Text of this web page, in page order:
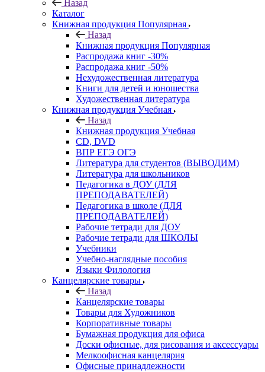
Назад
Каталог
Книжная продукция Популярная
Назад
Книжная продукция Популярная
Распродажа книг -30%
Распродажа книг -50%
Нехудожественная литература
Книги для детей и юношества
Художественная литература
Книжная продукция Учебная
Назад
Книжная продукция Учебная
CD, DVD
ВПР ЕГЭ ОГЭ
Литература для студентов (ВЫВОДИМ)
Литература для школьников
Педагогика в ДОУ (ДЛЯ
ПРЕПОДАВАТЕЛЕЙ)
Педагогика в школе (ДЛЯ
ПРЕПОДАВАТЕЛЕЙ)
Рабочие тетради для ДОУ
Рабочие тетради для ШКОЛЫ
Учебники
Учебно-наглядные пособия
Языки Филология
Канцелярские товары
Назад
Канцелярские товары
Товары для Художников
Корпоративные товары
Бумажная продукция для офиса
Доски офисные, для рисования и аксессуары
Мелкоофисная канцелярия
Офисные принадлежности